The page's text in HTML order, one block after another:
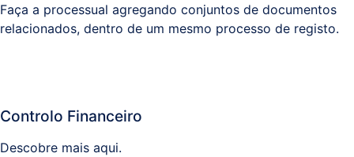
Faça a processual agregando conjuntos de documentos
relacionados, dentro de um mesmo processo de registo.
Controlo Financeiro
Descobre mais aqui.